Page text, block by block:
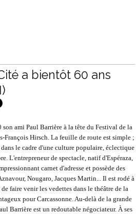
a bientôt 60 ans
ami Paul Barrière à la tête du Festival de la
François Hirsch. La feuille de route est simple ;
le cadre d'une culture populaire, éclectique
L'entrepreneur de spectacle, natif d'Espéraza,
carnet d'adresse et possède des
Nougaro, Jacques Martin... Il est rodé à
faire venir les vedettes dans le théâtre de la
pour Carcassonne. Au-delà de la grande
Barrière est un redoutable négociateur. À ses